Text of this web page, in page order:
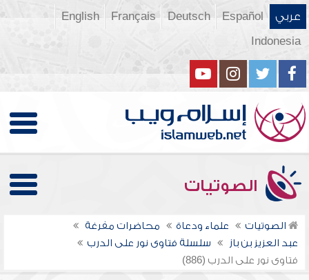
عربي Español
Deutsch
Français
English
Indonesia
الصوتيات
الصوتيات علماء ودعاة
محاضرات مفرغة
عبد العزيز بن باز
سلسلة فتاوى نور على الدرب
فتاوى نور على الدرب (886)